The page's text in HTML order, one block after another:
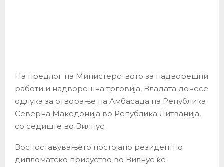
На предлог на Министерството за надворешни
работи и надворешна трговија, Владата донесе
одлука за отворање на Амбасада на Република
Северна Македонија во Република Литванија,
со седиште во Вилнус.
Воспоставувањето постојано резидентно
дипломатско присуство во Вилнус ќе